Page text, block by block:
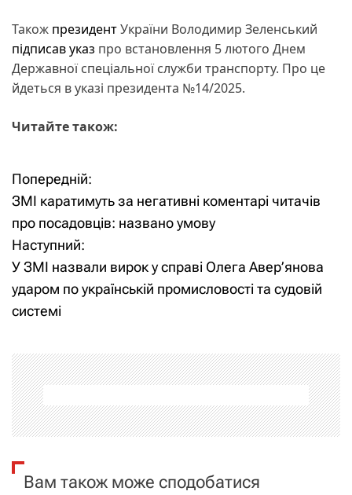
Також президентУкраїни Володимир Зеленський
підписав указ про встановлення 5 лютого Днем
Державної спеціальної служби транспорту. Про це
йдеться в указі президента №14/2025.
Читайте також:
Н
а
в
і
г
а
ц
і
Попередній:
ЗМІ каратимуть за негативні коментарі читачів
про посадовців: названо умову
Наступний:
У ЗМІ назвали вирок у справі Олега Авер’янова
ударом по українській промисловості та судовій
системі
Вам також може сподобатися